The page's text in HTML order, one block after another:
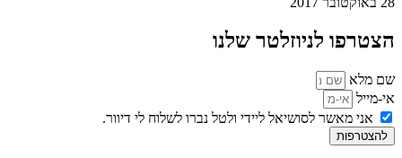
הצטרפו לניוזלטר שלנו
שם מלא
אי-מייל
אני מאשר לסושיאל ליידי ולטל נברו לשלוח לי דיוור.
להצטרפות